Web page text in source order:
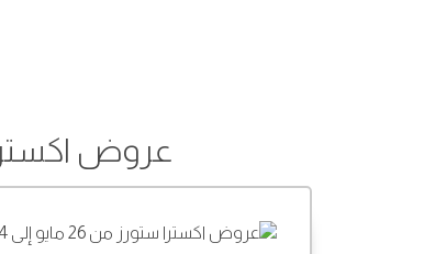
عروض اكسترا ستورز من